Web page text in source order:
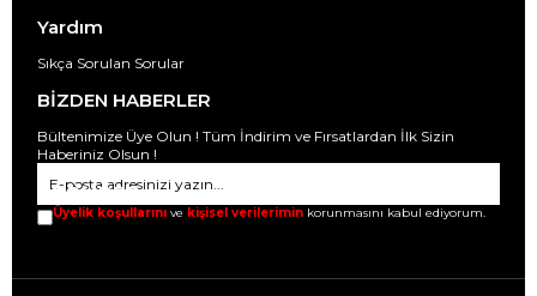
Yardım
Sıkça Sorulan Sorular
BİZDEN HABERLER
Bültenimize Üye Olun ! Tüm İndirim ve Fırsatlardan İlk Sizin
Haberiniz Olsun !
GÖNDER
Üyelik koşullarını ve kişisel verilerimin korunmasını kabul ediyorum.